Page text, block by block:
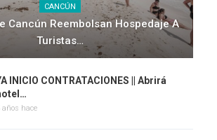
CANCÚN
Cancún Reembolsan Hospedaje A
Turistas…
INICIO CONTRATACIONES || Abrirá
años hace